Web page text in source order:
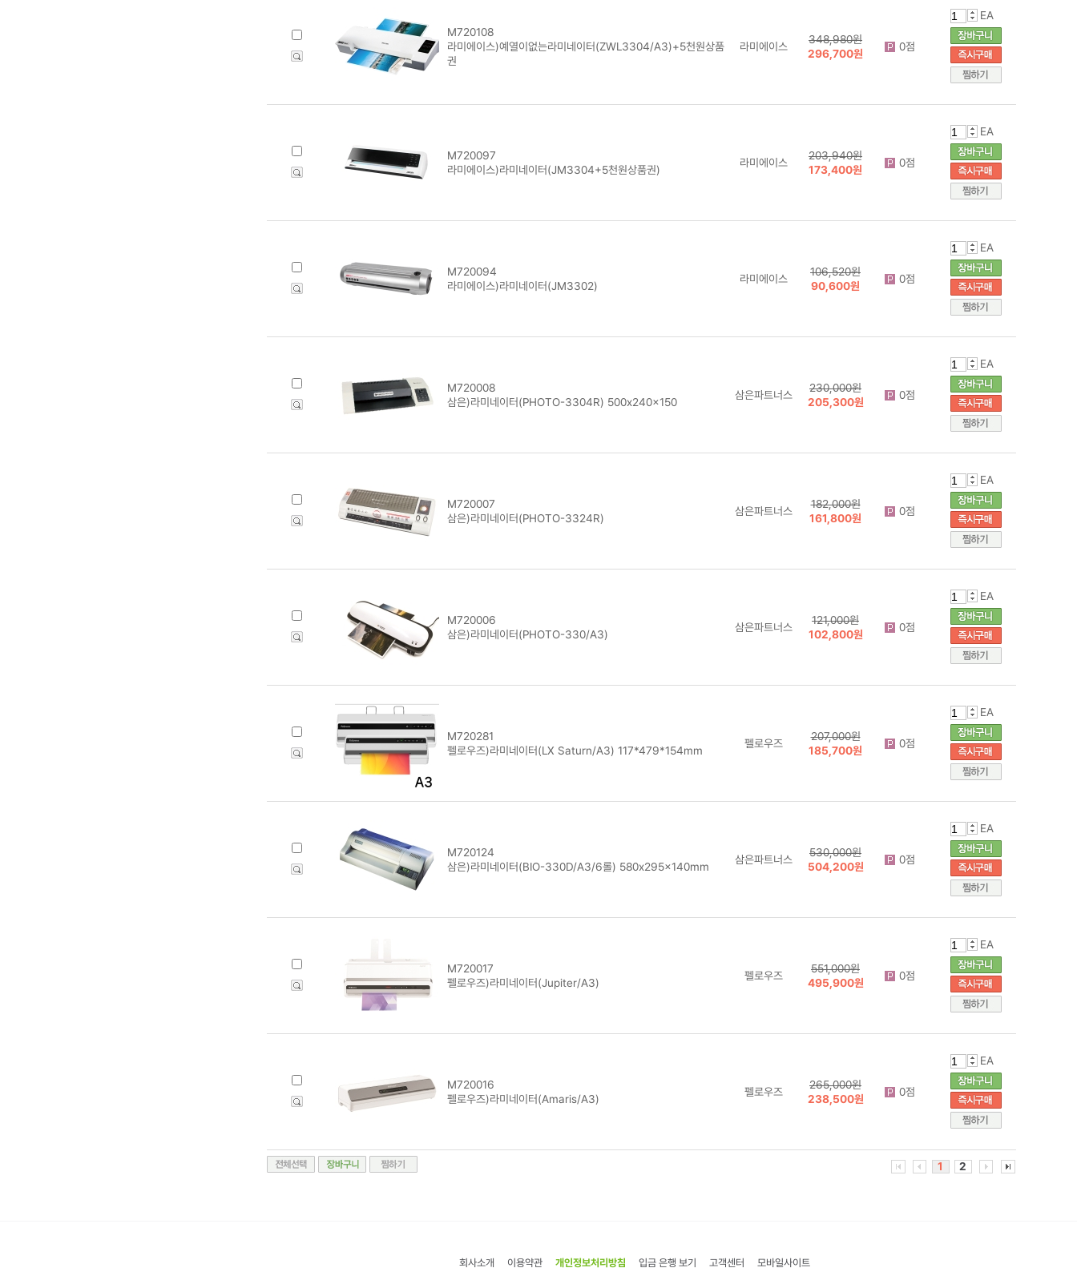
M720108
라미에이스)예열이없는라미네이터(ZWL3304/A3)+5천원상품
권
라미에이스
348,980원
296,700원
0점
EA
M720097
라미에이스)라미네이터(JM3304+5천원상품권)
라미에이스
203,940원
173,400원
0점
EA
M720094
라미에이스)라미네이터(JM3302)
라미에이스
106,520원
90,600원
0점
EA
M720008
삼은)라미네이터(PHOTO-3304R) 500x240x150
삼은파트너스
230,000원
205,300원
0점
EA
M720007
삼은)라미네이터(PHOTO-3324R)
삼은파트너스
182,000원
161,800원
0점
EA
M720006
삼은)라미네이터(PHOTO-330/A3)
삼은파트너스
121,000원
102,800원
0점
EA
M720281
펠로우즈)라미네이터(LX Saturn/A3) 117*479*154mm
펠로우즈
207,000원
185,700원
0점
EA
M720124
삼은)라미네이터(BIO-330D/A3/6롤) 580x295x140mm
삼은파트너스
530,000원
504,200원
0점
EA
M720017
펠로우즈)라미네이터(Jupiter/A3)
펠로우즈
551,000원
495,900원
0점
EA
M720016
펠로우즈)라미네이터(Amaris/A3)
펠로우즈
265,000원
238,500원
0점
EA
1 2
회사소개 이용약관 개인정보처리방침 입금 은행 보기 고객센터 모바일사이트